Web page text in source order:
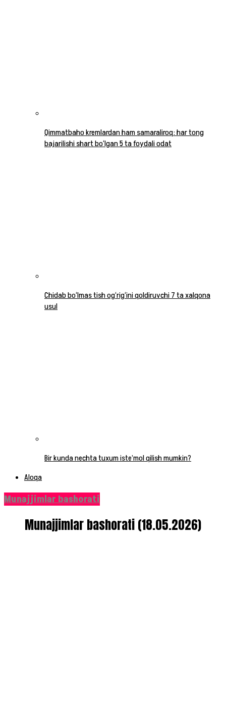
Qimmatbaho kremlardan ham samaraliroq: har tong
bajarilishi shart bo‘lgan 5 ta foydali odat
Chidab bo‘lmas tish og‘rig‘ini qoldiruvchi 7 ta xalqona
usul
Bir kunda nechta tuxum iste’mol qilish mumkin?
Aloqa
Munajjimlar bashorati
Munajjimlar bashorati (18.05.2026)